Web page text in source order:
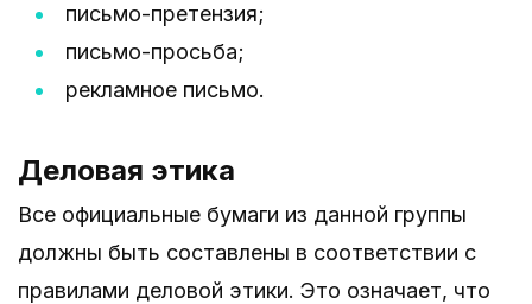
письмо-претензия;
письмо-просьба;
рекламное письмо.
Деловая этика
Все официальные бумаги из данной группы
должны быть составлены в соответствии с
правилами деловой этики. Это означает, что